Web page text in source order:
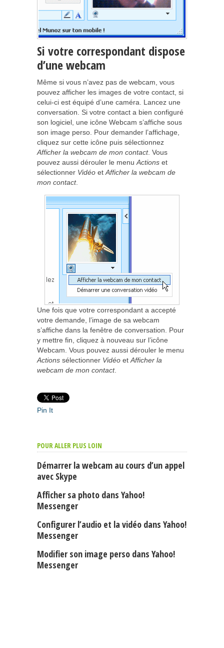
Si votre correspondant dispose
d’une webcam
Même si vous n’avez pas de webcam, vous
pouvez afficher les images de votre contact, si
celui-ci est équipé d’une caméra. Lancez une
conversation. Si votre contact a bien configuré
son logiciel, une icône Webcam s’affiche sous
son image perso. Pour demander l’affichage,
cliquez sur cette icône puis sélectionnez
Afficher la webcam de mon contact. Vous
pouvez aussi dérouler le menuActions et
sélectionner Vidéo etAfficher la webcam de
mon contact.
Une fois que votre correspondant a accepté
votre demande, l’image de sa webcam
s’affiche dans la fenêtre de conversation. Pour
y mettre fin, cliquez à nouveau sur l’icône
Webcam. Vous pouvez aussi dérouler le menu
Actions sélectionner Vidéo etAfficher la
webcam de mon contact.
Pin It
POUR ALLER PLUS LOIN
Démarrer la webcam au cours d’un appel
avec Skype
Afficher sa photo dans Yahoo!
Messenger
Configurer l’audio et la vidéo dans Yahoo!
Messenger
Modifier son image perso dans Yahoo!
Messenger